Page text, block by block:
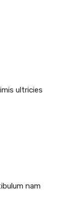
ultricies
nam